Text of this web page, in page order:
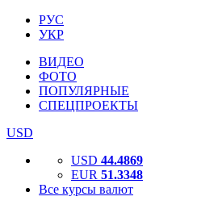
РУС
УКР
ВИДЕО
ФОТО
ПОПУЛЯРНЫЕ
СПЕЦПРОЕКТЫ
USD
USD 44.4869
EUR 51.3348
Все курсы валют